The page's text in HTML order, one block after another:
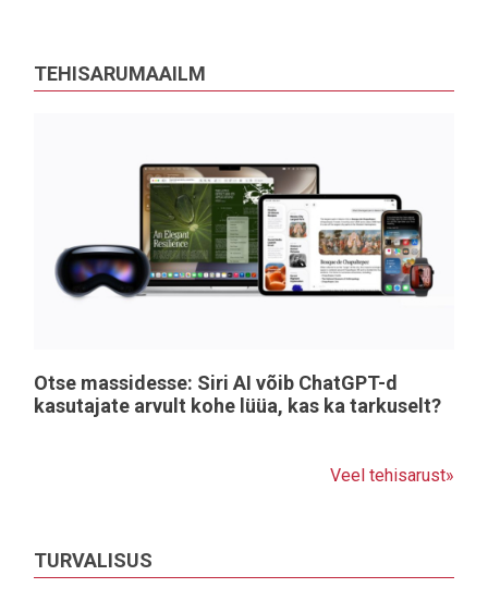
TEHISARUMAAILM
Otse massidesse: Siri AI võib ChatGPT-d
kasutajate arvult kohe lüüa, kas ka tarkuselt?
Veel tehisarust»
TURVALISUS